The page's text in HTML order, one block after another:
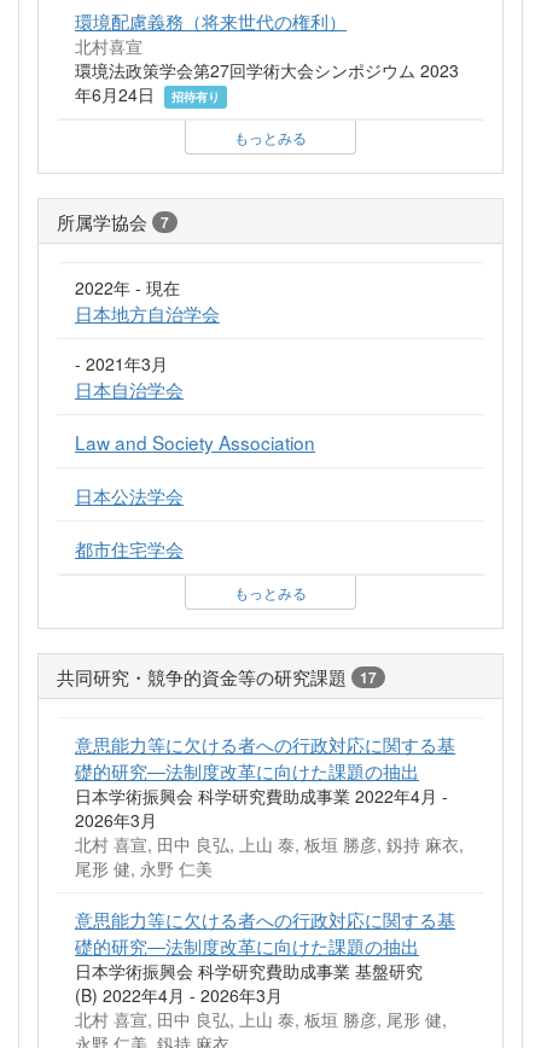
環境配慮義務（将来世代の権利）
北村喜宣
環境法政策学会第27回学術大会シンポジウム 2023
年6月24日
招待有り
もっとみる
所属学協会 7
2022年 - 現在
日本地方自治学会
- 2021年3月
日本自治学会
Law and Society Association
日本公法学会
都市住宅学会
もっとみる
共同研究・競争的資金等の研究課題 17
意思能力等に欠ける者への行政対応に関する基
礎的研究―法制度改革に向けた課題の抽出
日本学術振興会 科学研究費助成事業 2022年4月 -
2026年3月
北村 喜宣, 田中 良弘, 上山 泰, 板垣 勝彦, 釼持 麻衣,
尾形 健, 永野 仁美
意思能力等に欠ける者への行政対応に関する基
礎的研究―法制度改革に向けた課題の抽出
日本学術振興会 科学研究費助成事業 基盤研究
(B) 2022年4月 - 2026年3月
北村 喜宣, 田中 良弘, 上山 泰, 板垣 勝彦, 尾形 健,